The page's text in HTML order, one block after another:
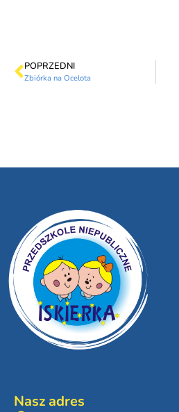
POPRZEDNI
Zbiórka na Ocelota
Nasz adres